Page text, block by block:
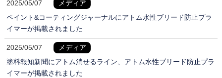
2025/05/07
メディア
ペイント&コーティングジャーナルにアトム水性ブリード防止プラ
イマーが掲載されました
2025/05/07
メディア
塗料報知新聞にアトム消せるライン、アトム水性ブリード防止プラ
イマーが掲載されました